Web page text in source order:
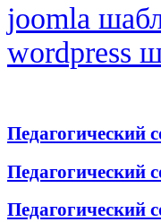
joomla
wordpress